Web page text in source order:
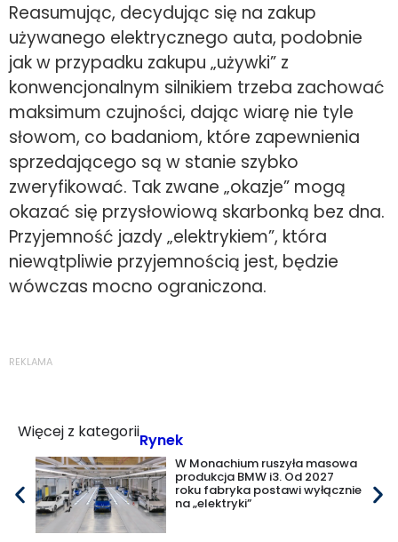
Reasumując, decydując się na zakup
używanego elektrycznego auta, podobnie
jak w przypadku zakupu „używki” z
konwencjonalnym silnikiem trzeba zachować
maksimum czujności, dając wiarę nie tyle
słowom, co badaniom, które zapewnienia
sprzedającego są w stanie szybko
zweryfikować. Tak zwane „okazje” mogą
okazać się przysłowiową skarbonką bez dna.
Przyjemność jazdy „elektrykiem”, która
niewątpliwie przyjemnością jest, będzie
wówczas mocno ograniczona.
REKLAMA
Więcej z kategoriiRynek
W Monachium ruszyła masowa
produkcja BMW i3. Od 2027
roku fabryka postawi wyłącznie
na „elektryki”